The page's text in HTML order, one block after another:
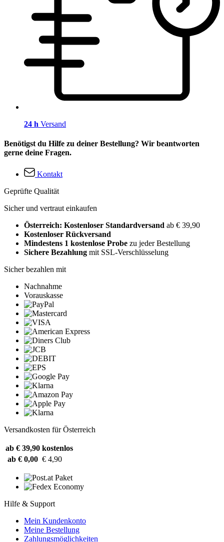
24 h Versand
Benötigst du Hilfe zu deiner Bestellung? Wir beantworten
gerne deine Fragen.
Kontakt
Geprüfte Qualität
Sicher und vertraut einkaufen
Österreich: Kostenloser Standardversand ab € 39,90
Kostenloser Rückversand
Mindestens 1 kostenlose Probe zu jeder Bestellung
Sichere Bezahlung mit SSL-Verschlüsselung
Sicher bezahlen mit
Nachnahme
Vorauskasse
Versandkosten für Österreich
ab € 39,90 kostenlos
ab € 0,00 € 4,90
Hilfe & Support
Mein Kundenkonto
Meine Bestellung
Zahlungsmöglichkeiten